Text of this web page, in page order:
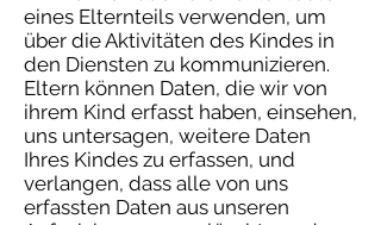
eines Elternteils verwenden, um
über die Aktivitäten des Kindes in
den Diensten zu kommunizieren.
Eltern können Daten, die wir von
ihrem Kind erfasst haben, einsehen,
uns untersagen, weitere Daten
Ihres Kindes zu erfassen, und
verlangen, dass alle von uns
erfassten Daten aus unseren